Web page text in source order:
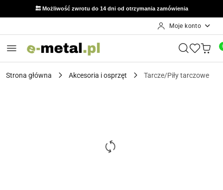
🔙 Możliwość zwrotu do 14 dni od otrzymania zamówienia
Moje konto
Strona główna Akcesoria i osprzęt Tarcze/Piły tarczowe